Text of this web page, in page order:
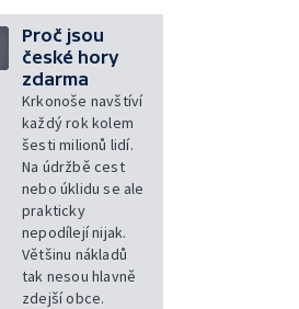
Proč jsou
české hory
zdarma
Krkonoše navštíví
každý rok kolem
šesti milionů lidí.
Na údržbě cest
nebo úklidu se ale
prakticky
nepodílejí nijak.
Většinu nákladů
tak nesou hlavně
zdejší obce.